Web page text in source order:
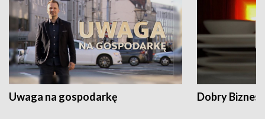
Uwaga na gospodarkę Dobry Biznes